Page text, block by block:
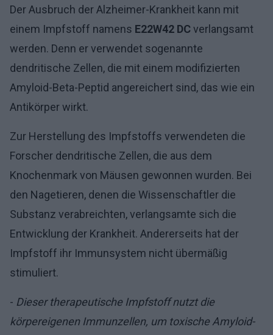
Der Ausbruch der Alzheimer-Krankheit kann mit
einem Impfstoff namens E22W42 DCverlangsamt
werden. Denn er verwendet sogenannte
dendritische Zellen, die mit einem modifizierten
Amyloid-Beta-Peptid angereichert sind, das wie ein
Antikörper wirkt.
Zur Herstellung des Impfstoffs verwendeten die
Forscher dendritische Zellen, die aus dem
Knochenmark von Mäusen gewonnen wurden. Bei
den Nagetieren, denen die Wissenschaftler die
Substanz verabreichten, verlangsamte sich die
Entwicklung der Krankheit. Andererseits hat der
Impfstoff ihr Immunsystem nicht übermäßig
stimuliert.
- Dieser therapeutische Impfstoff nutzt die
körpereigenen Immunzellen, um toxische Amyloid-